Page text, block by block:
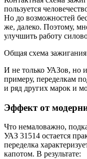
пользуется
Но до возможностей
же, далеко. Поэтому,
улучшить работу
Общая схема
И не только УАЗов, но
примеру, переделкам
и ряд других марок и
Эффект от
Что немаловажно,
УАЗ 31514 остается
переделка
капотом. В результате: